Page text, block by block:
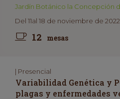
Jardín Botánico la Concepción
Del 11al 18 de noviembre de
12 mesas
| Presencial
Variabilidad Genética y
plagas y enfermedades